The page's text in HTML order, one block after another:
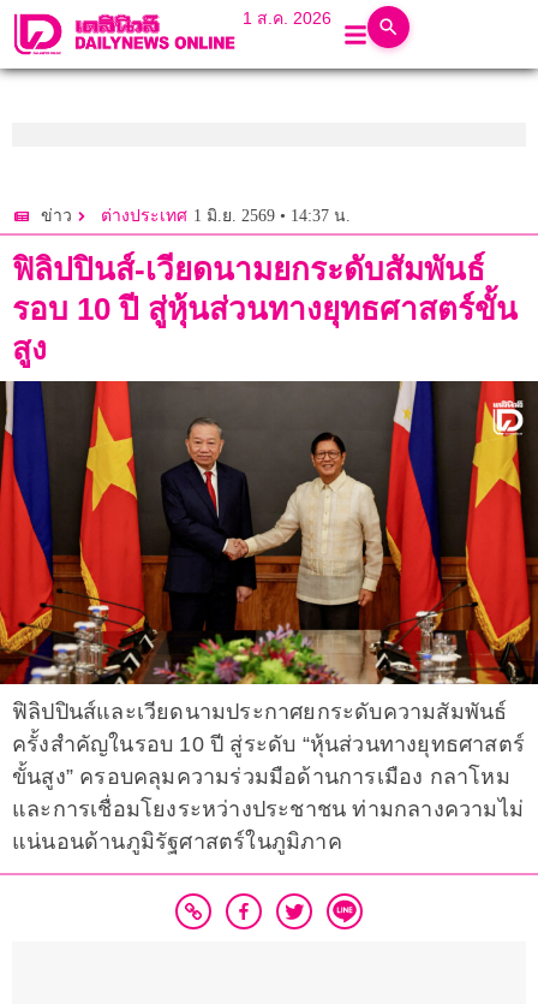
1 ส.ค. 2026
ข่าว ต่างประเทศ 1 มิ.ย. 2569 • 14:37 น.
ฟิลิปปินส์-เวียดนามยกระดับสัมพันธ์
รอบ 10 ปี สู่หุ้นส่วนทางยุทธศาสตร์ขั้น
สูง
ฟิลิปปินส์และเวียดนามประกาศยกระดับความสัมพันธ์
ครั้งสำคัญในรอบ 10 ปี สู่ระดับ “หุ้นส่วนทางยุทธศาสตร์
ขั้นสูง” ครอบคลุมความร่วมมือด้านการเมือง กลาโหม
และการเชื่อมโยงระหว่างประชาชน ท่ามกลางความไม่
แน่นอนด้านภูมิรัฐศาสตร์ในภูมิภาค